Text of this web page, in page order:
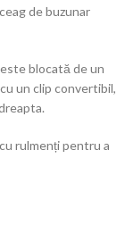
de buzunar
blocată de un
un clip convertibil,
rulmenți pentru a